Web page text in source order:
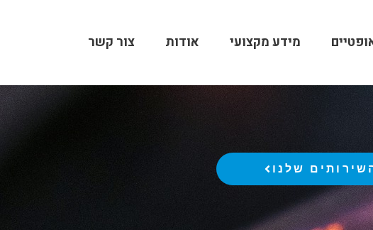
מידע מקצועי אודות צור קשר
שלנו